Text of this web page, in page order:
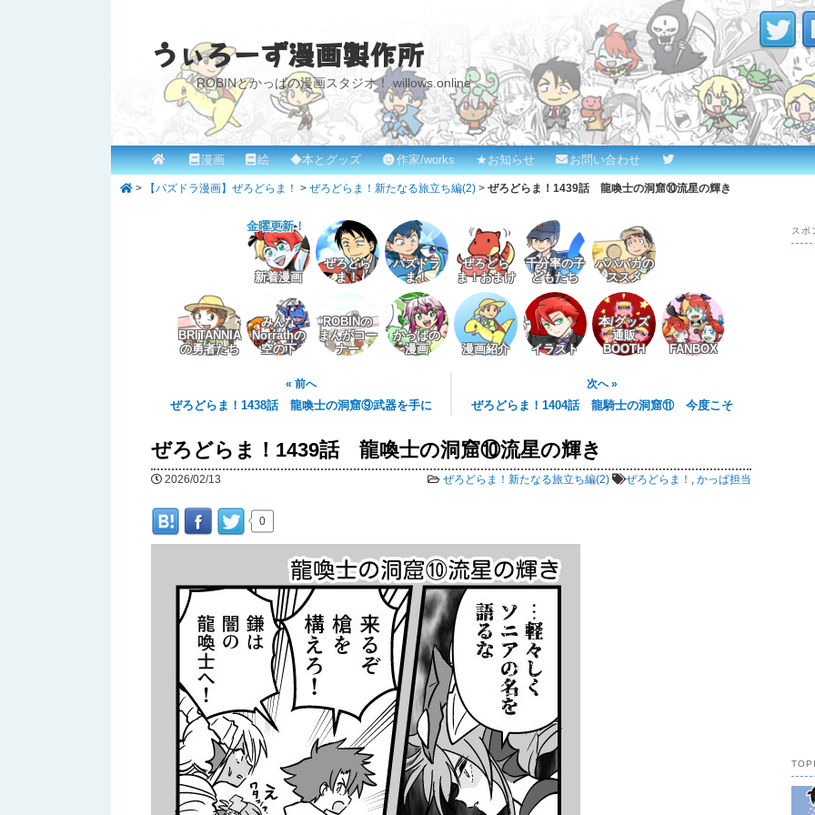
うぃろーず漫画製作所
ROBINとかっぱの漫画スタジオ！ willows.online
メ
イ
メ
イ
ツ
移
漫画 絵 ◆本とグッズ 作家/works ★お知らせ お問い合わせ
> 【パズドラ漫画】ぜろどらま！ > ぜろどらま！新たなる旅立ち編(2) > ぜろどらま！1439話 龍喚士の洞窟⑩流星の輝き
新着漫画
金曜更新！
ぜろどら
ま！
パズドラ
ま！
ぜろどら
ま！おまけ
千分率の子
どもたち
パパバカの
ススメ
BRITANNIA
の勇者たち
みんな
Norrathの
空の下
ROBINの
まんがコー
ナー
かっぱの
漫画
漫画紹介 イラスト
本/グッズ
通販
BOOTH
FANBOX
« 前へ
ぜろどらま！1438話 龍喚士の洞窟⑨武器を手に
次へ »
ぜろどらま！1404話 龍騎士の洞窟⑪ 今度こそ
ぜろどらま！1439話 龍喚士の洞窟⑩流星の輝き
2026/02/13 ぜろどらま！新たなる旅立ち編(2) ぜろどらま！ , かっぱ担当
0
スポ